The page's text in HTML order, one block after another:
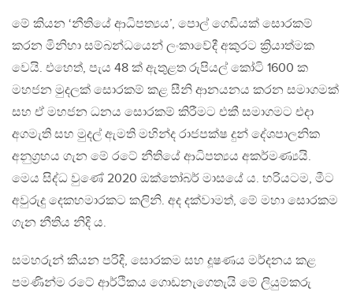
මේ කියන ‘නීතියේ ආධිපත්‍යය’, පොල් ගෙඩියක් සොරකම්
කරන මිනිහා සම්බන්ධයෙන් ලංකාවේදී අකුරට ක්‍රියාත්මක
වෙයි. එහෙත්, පැය 48 ක් ඇතුළත රුපියල් කෝටි 1600 ක
මහජන මුදලක් සොරකම් කළ සීනි ආනයනය කරන සමාගමක්
සහ ඒ මහජන ධනය සොරකම් කිරීමට එකී සමාගමට එදා
අගමැති සහ මුදල් ඇමති මහින්ද රාජපක්ෂ දුන් දේශපාලනික
අනුග්‍රහය ගැන මේ රටේ නීතියේ ආධිපත්‍යය අකර්මණ්‍යයි.
මෙය සිද්ධ වුණේ 2020 ඔක්තෝබර් මාසයේ ය. හරියටම, මීට
අවුරුදු දෙකහමාරකට කලිනි. අද දක්වාමත්, මේ මහා සොරකම
ගැන නීතිය නිදි ය.
සමහරුන් කියන පරිදි, සොරකම සහ දූෂණය මර්දනය කළ
පමණින්ම රටේ ආර්ථිකය ගොඩනැගෙතැයි මේ ලියුම්කරු